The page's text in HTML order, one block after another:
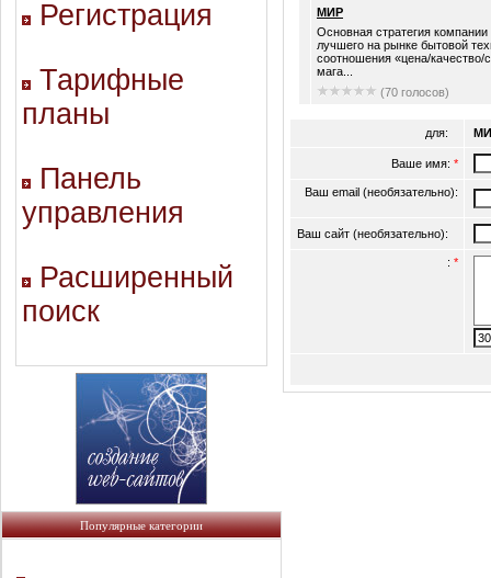
Регистрация
Тарифные
планы
Панель
управления
Расширенный
поиск
Популярные категории
МИР
Основная стратегия
лучшего на рынке бытовой
соотношения «цена/качество/
мага...
(70 голосов)
для:
Ваше имя: *
Ваш email (необязательно):
Ваш сайт (необязательно):
: *